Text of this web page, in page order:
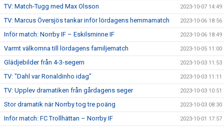
TV: Match-Tugg med Max Olsson 2023-10-07 14:49
TV: Marcus Översjös tankar inför lördagens hemmamatch 2023-10-06 18:56
Inför match: Norrby IF – Eskilsminne IF 2023-10-06 18:49
Varmt välkomna till lördagens familjematch 2023-10-05 11:00
Glädjebilder från 4-3-segern 2023-10-03 11:53
TV: "Dahl var Ronaldinho idag" 2023-10-03 11:11
TV: Upplev dramatiken från gårdagens seger 2023-10-03 10:51
Stor dramatik när Norrby tog tre poäng 2023-10-03 08:30
Inför match: FC Trollhättan – Norrby IF 2023-10-01 17:57